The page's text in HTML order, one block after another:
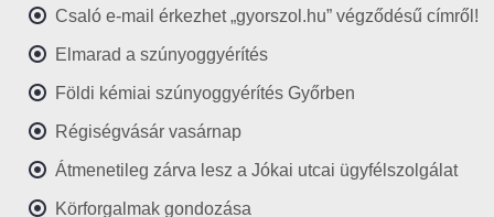
Csaló e-mail érkezhet „gyorszol.hu” végződésű címről!
Elmarad a szúnyoggyérítés
Földi kémiai szúnyoggyérítés Győrben
Régiségvásár vasárnap
Átmenetileg zárva lesz a Jókai utcai ügyfélszolgálat
Körforgalmak gondozása